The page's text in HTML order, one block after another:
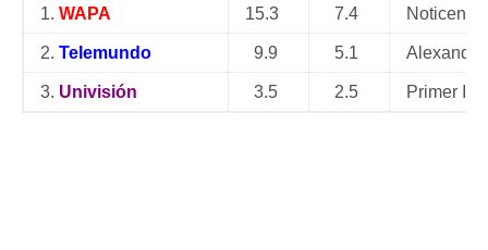
1. WAPA 15.3 7.4 Noticentro
2. Telemundo 9.9 5.1
3. Univisión 3.5 2.5 Primer